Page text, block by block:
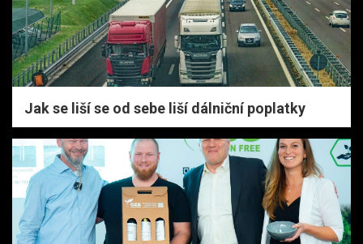
Jak se liší se od sebe liší dálniční poplatky